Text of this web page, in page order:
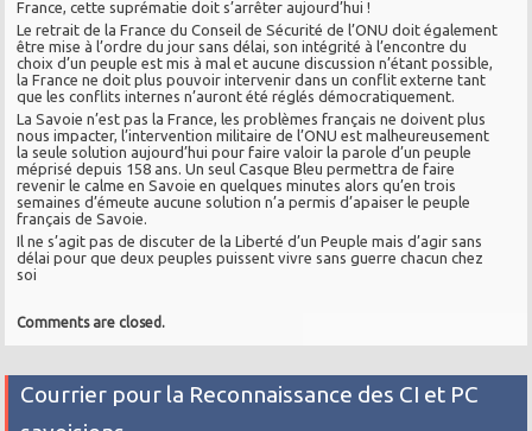
France, cette suprématie doit s’arrêter aujourd’hui !
Le retrait de la France du Conseil de Sécurité de l’ONU doit également
être mise à l’ordre du jour sans délai, son intégrité à l’encontre du
choix d’un peuple est mis à mal et aucune discussion n’étant possible,
la France ne doit plus pouvoir intervenir dans un conflit externe tant
que les conflits internes n’auront été réglés démocratiquement.
La Savoie n’est pas la France, les problèmes français ne doivent plus
nous impacter, l’intervention militaire de l’ONU est malheureusement
la seule solution aujourd’hui pour faire valoir la parole d’un peuple
méprisé depuis 158 ans. Un seul Casque Bleu permettra de faire
revenir le calme en Savoie en quelques minutes alors qu’en trois
semaines d’émeute aucune solution n’a permis d’apaiser le peuple
français de Savoie.
Il ne s’agit pas de discuter de la Liberté d’un Peuple mais d’agir sans
délai pour que deux peuples puissent vivre sans guerre chacun chez
soi
Comments are closed.
Courrier pour la Reconnaissance des CI et PC